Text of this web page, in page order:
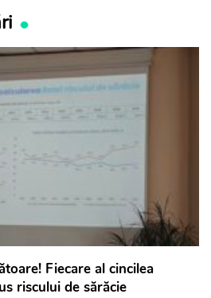
Fiecare al cincilea
riscului de sărăcie